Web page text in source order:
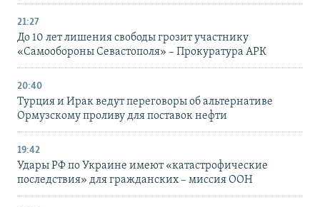
21:27
До 10 лет лишения свободы грозит участнику
«Самообороны Севастополя» – Прокуратура АРК
20:40
Турция и Ирак ведут переговоры об альтернативе
Ормузскому проливу для поставок нефти
19:42
Удары РФ по Украине имеют «катастрофические
последствия» для гражданских – миссия ООН